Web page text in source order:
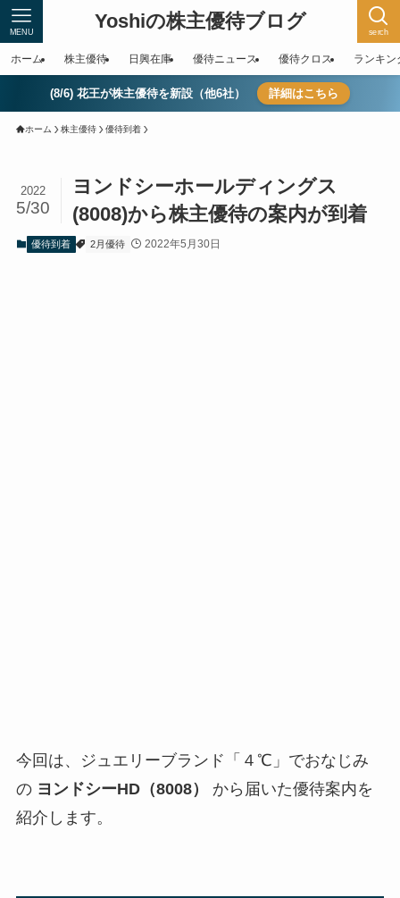
Yoshiの株主優待ブログ serch
MENU
ホーム 株主優待 日興在庫 優待ニュース 優待クロス ランキン
(8/6) 花王が株主優待を新設（他6社） 詳細はこちら
ホーム 株主優待 優待到着
ヨンドシーホールディングス
(8008)から株主優待の案内が到着
2022
5/30
優待到着 2月優待 2022年5月30日
今回は、ジュエリーブランド「４℃」でおなじみ
の ヨンドシーHD（8008）
から届いた優待案内を
紹介します。